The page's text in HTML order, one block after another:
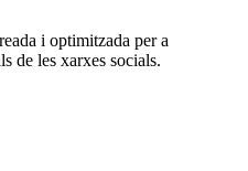
i optimitzada per a
de les xarxes socials.